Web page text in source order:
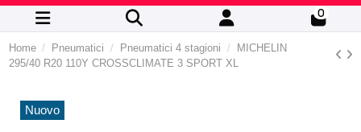
0
Home Pneumatici Pneumatici 4 stagioni
MICHELIN
295/40 R20 110Y CROSSCLIMATE 3 SPORT XL
Nuovo